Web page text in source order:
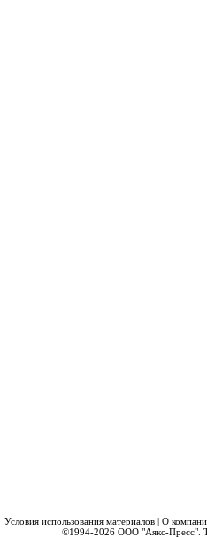
Условия использования материалов| О
©1994-2026 ООО "Аякс-Пресс".